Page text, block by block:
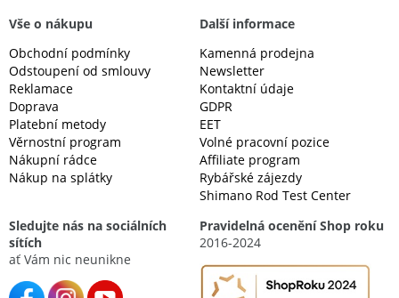
Vše o nákupu
Obchodní podmínky
Odstoupení od smlouvy
Reklamace
Doprava
Platební metody
Věrnostní program
Nákupní rádce
Nákup na splátky
Další informace
Kamenná prodejna
Newsletter
Kontaktní údaje
GDPR
EET
Volné pracovní pozice
Affiliate program
Rybářské zájezdy
Shimano Rod Test Center
Sledujte nás na sociálních
sítích
ať Vám nic neunikne
Pravidelná ocenění Shop roku
2016-2024